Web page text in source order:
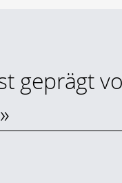
geprägt